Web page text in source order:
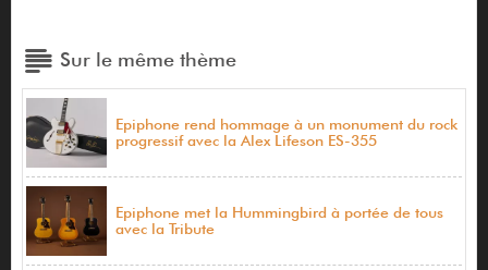
Sur le même thème
Epiphone rend hommage à un monument du rock
progressif avec la Alex Lifeson ES-355
Epiphone met la Hummingbird à portée de tous
avec la Tribute